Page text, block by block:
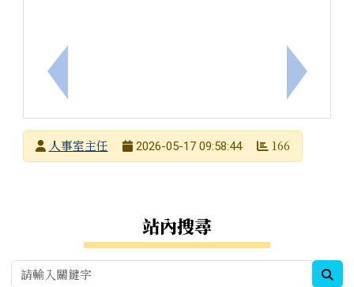
上一筆：內政部115年「遇見心動時」單身聯誼活動
下一筆：
發布者人事室主任
2026-05-17 09:58:44 166
站內搜尋